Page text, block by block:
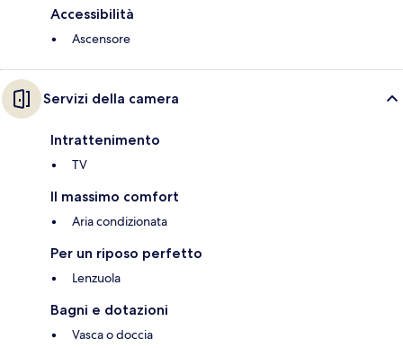
Accessibilità
Ascensore
Servizi della camera
Intrattenimento
TV
Il massimo comfort
Aria condizionata
Per un riposo perfetto
Lenzuola
Bagni e dotazioni
Vasca o doccia